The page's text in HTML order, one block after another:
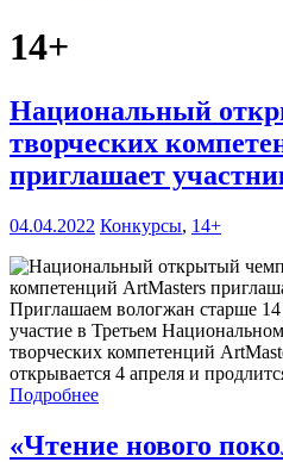
14+
Национальный
творческих
приглашает
04.04.2022 Конкурсы, 14+
Приглашаем вологжан старше
участие в Третьем
творческих компетенций
открывается 4 апреля и
Подробнее
«Чтение нового